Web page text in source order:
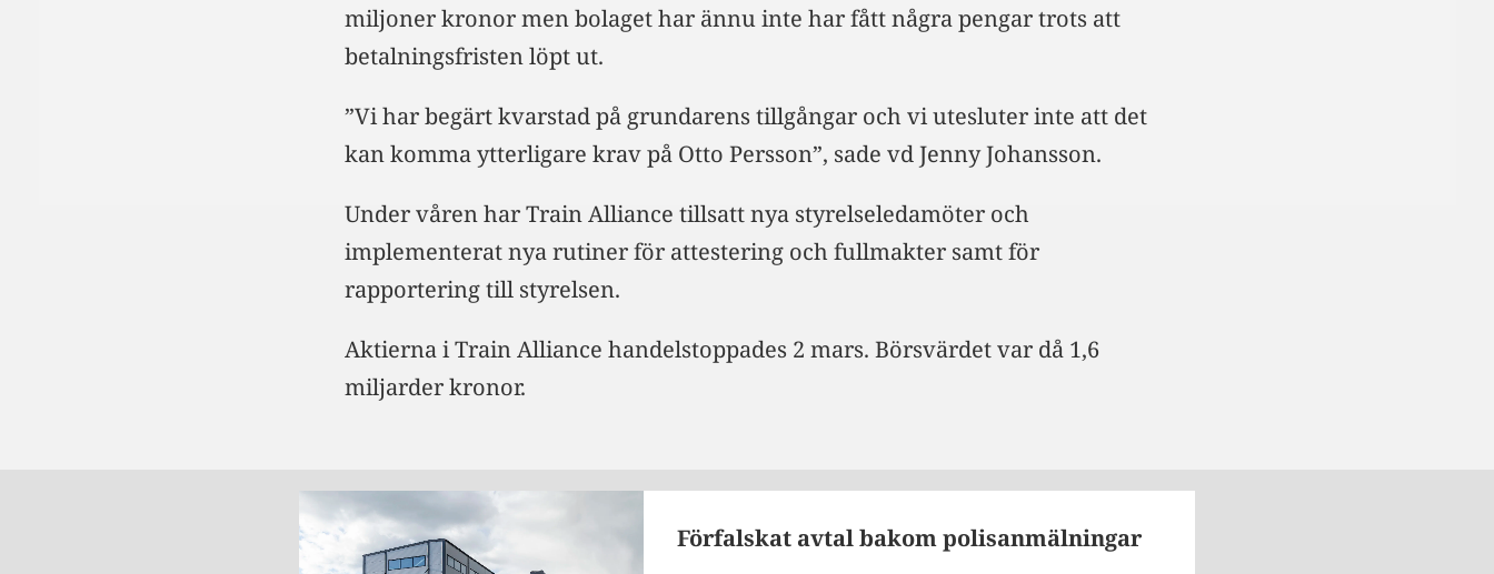
miljoner kronor men bolaget har ännu inte har fått några pengar trots att
betalningsfristen löpt ut.
”Vi har begärt kvarstad på grundarens tillgångar och vi utesluter inte att det
kan komma ytterligare krav på Otto Persson”, sade vd Jenny Johansson.
Under våren har Train Alliance tillsatt nya styrelseledamöter och
implementerat nya rutiner för attestering och fullmakter samt för
rapportering till styrelsen.
Aktierna i Train Alliance handelstoppades 2 mars. Börsvärdet var då 1,6
miljarder kronor.
Förfalskat avtal bakom polisanmälningar